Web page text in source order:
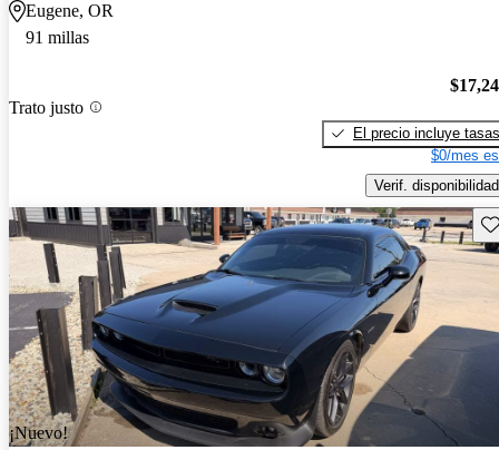
Eugene, OR
91 millas
Trato justo
El precio incluye tasas
$0/mes
Verif. disponibilidad
¡Nuevo!